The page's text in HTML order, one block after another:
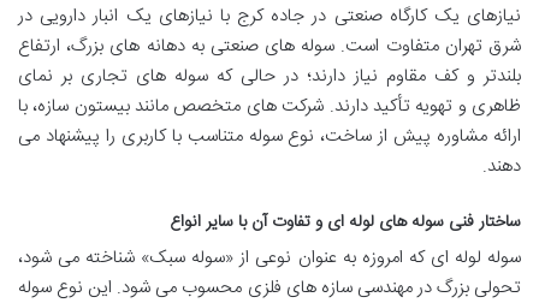
نیازهای یک کارگاه صنعتی در جاده کرج با نیازهای یک انبار دارویی در
شرق تهران متفاوت است. سوله های صنعتی به دهانه های بزرگ، ارتفاع
بلندتر و کف مقاوم نیاز دارند؛ در حالی که سوله های تجاری بر نمای
ظاهری و تهویه تأکید دارند. شرکت های متخصص مانند بیستون سازه، با
ارائه مشاوره پیش از ساخت، نوع سوله متناسب با کاربری را پیشنهاد می
دهند.
ساختار فنی سوله های لوله ای و تفاوت آن با سایر انواع
سوله لوله ای که امروزه به عنوان نوعی از «سوله سبک» شناخته می شود،
تحولی بزرگ در مهندسی سازه های فلزی محسوب می شود. این نوع سوله